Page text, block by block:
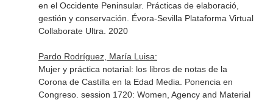
en el Occidente Peninsular. Prácticas de elaboració,
gestión y conservación. Évora-Sevilla Plataforma Virtual
Collaborate Ultra. 2020
Pardo Rodríguez, María Luisa:
Mujer y práctica notarial: los libros de notas de la
Corona de Castilla en la Edad Media. Ponencia en
Congreso. session 1720: Women, Agency and Material